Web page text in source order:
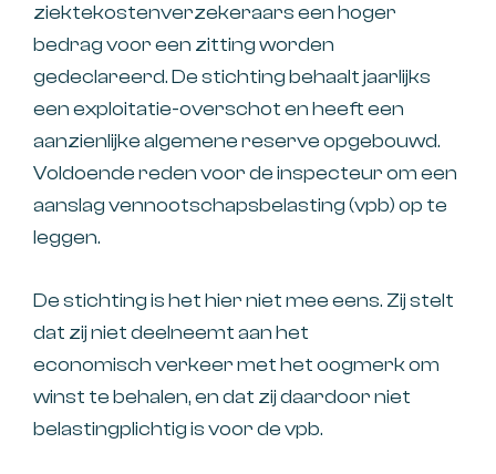
ziektekostenverzekeraars een hoger
bedrag voor een zitting worden
gedeclareerd. De stichting behaalt jaarlijks
een exploitatie-overschot en heeft een
aanzienlijke algemene reserve opgebouwd.
Voldoende reden voor de inspecteur om een
aanslag vennootschapsbelasting (vpb) op te
leggen.
De stichting is het hier niet mee eens. Zij stelt
dat zij niet deelneemt aan het
economisch verkeer met het oogmerk om
winst te behalen, en dat zij daardoor niet
belastingplichtig is voor de vpb.